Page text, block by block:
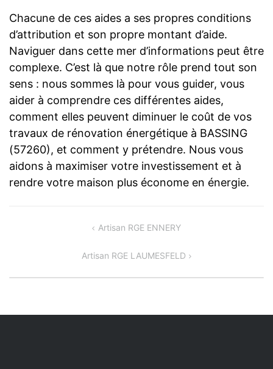
Chacune de ces aides a ses propres conditions
d’attribution et son propre montant d’aide.
Naviguer dans cette mer d’informations peut être
complexe. C’est là que notre rôle prend tout son
sens : nous sommes là pour vous guider, vous
aider à comprendre ces différentes aides,
comment elles peuvent diminuer le coût de vos
travaux de rénovation énergétique à BASSING
(57260), et comment y prétendre. Nous vous
aidons à maximiser votre investissement et à
rendre votre maison plus économe en énergie.
Artisan RGE ENNERY
Artisan RGE LAUMESFELD